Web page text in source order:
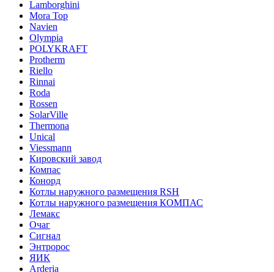
Lamborghini
Mora Top
Navien
Olympia
POLYKRAFT
Protherm
Riello
Rinnai
Roda
Rossen
SolarVille
Thermona
Unical
Viessmann
Кировский завод
Компас
Конорд
Котлы наружного размещения RSH
Котлы наружного размещения КОМПАС
Лемакс
Очаг
Сигнал
Энтророс
ЯИК
Arderia